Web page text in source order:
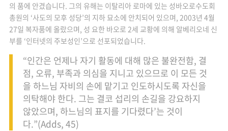
의 품에 안겼습니다. 그의 유해는 이탈리아 로마에 있는 성바오로수도회
총원의 ‘사도의 모후 성당’의 지하 묘소에 안치되어 있으며, 2003년 4월
27일 복자품에 올랐으며, 성 요한 바오로 2세 교황에 의해 알베리오네 신
부를 ‘인터넷의 주보성인’으로 선포되었습니다.
“인간은 언제나 자기 활동에 대해 많은 불완전함, 결
점, 오류, 부족과 의심을 지니고 있으므로 이 모든 것
을 하느님 자비의 손에 맡기고 인도하시도록 자신을
의탁해야 한다. 그는 결코 섭리의 손길을 강요하지
않았으며, 하느님의 표지를 기다렸다’는 것이
다.”(Adds, 45)